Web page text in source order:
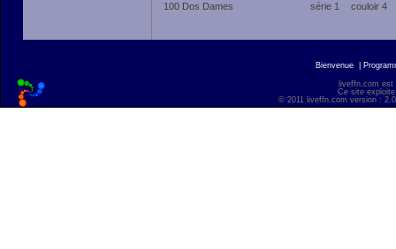
100 Dos Dames
série 1 couloir 4
Bienvenue
liveffn.com est
Ce site
© 2011 liveffn.com version :